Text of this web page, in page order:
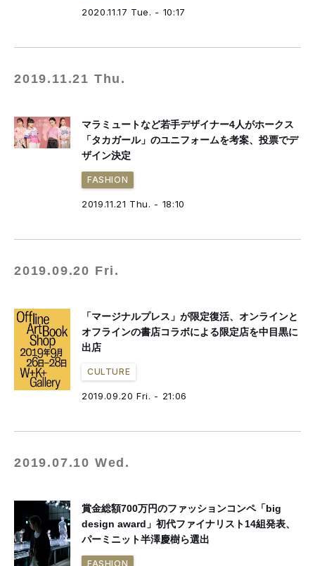
2020.11.17 Tue. - 10:17
2019.11.21 Thu.
マラミュートなど若手デザイナー4人がホークス
「タカガール」のユニフォームを考案、投票でデ
ザイン決定
FASHION
2019.11.21 Thu. - 18:10
2019.09.20 Fri.
「マージナルプレス」が限定復活、オンラインと
オフラインの書店コラボによる限定店を中目黒に
出店
CULTURE
2019.09.20 Fri. - 21:06
2019.07.10 Wed.
賞金総額700万円のファッションコンペ「big
design award」初代ファイナリスト14組発表、
パーミニット半澤慶樹ら選出
FASHION